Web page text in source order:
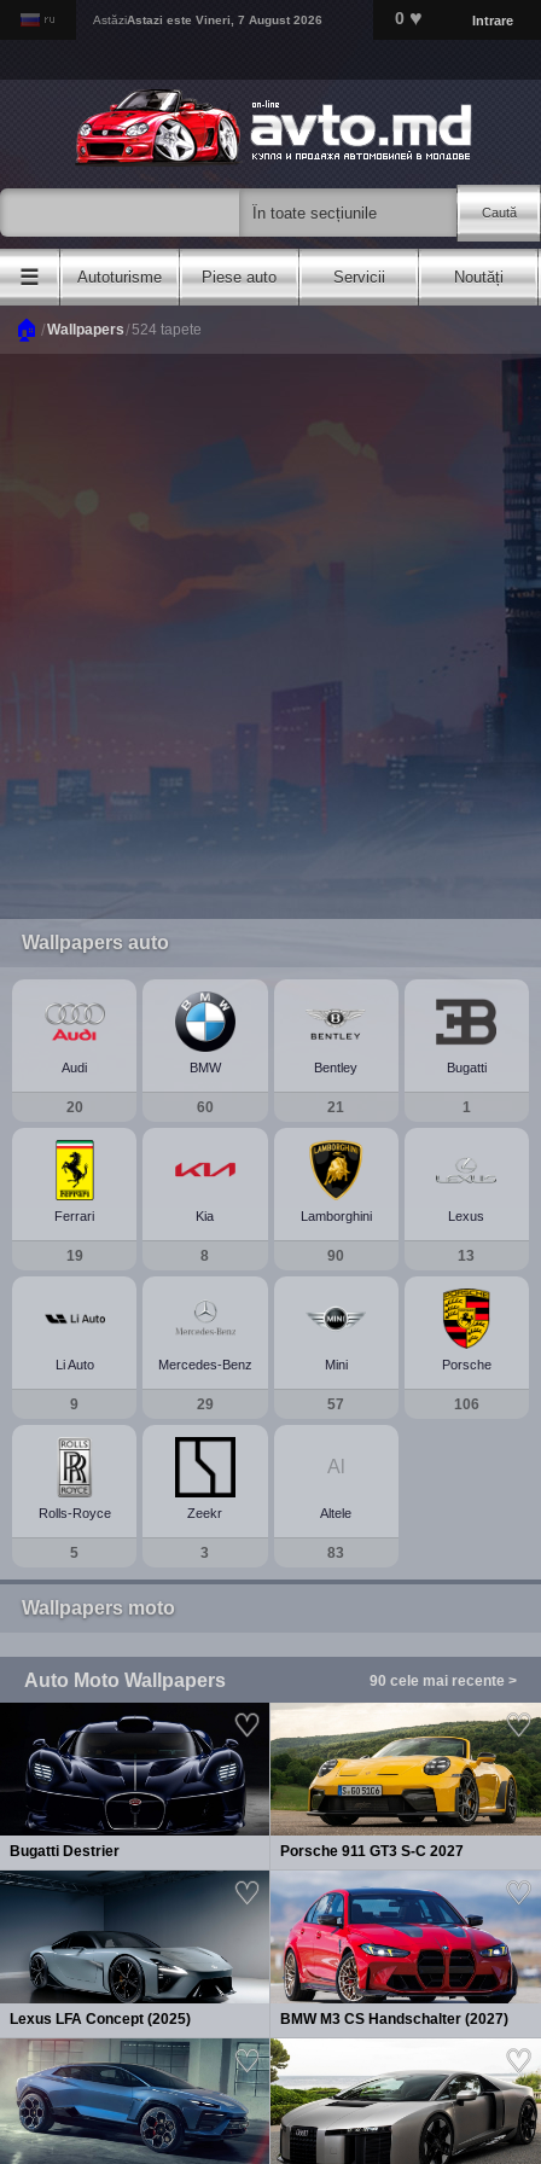
AstăziAstazi este Vineri, 7 August 2026 0 ♥ Intrare
Caută
☰ Autoturisme Piese auto Servicii Noutăți
🏠 /Wallpapers/524 tapete
Wallpapers auto
Audi
20
BMW
60
Bentley
21
Bugatti
1
Ferrari
19
Kia
8
Lamborghini
90
Lexus
13
Li Auto
9
Mercedes-Benz
29
Mini
57
Porsche
106
Rolls-Royce
5
Zeekr
3
Al
Altele
83
Wallpapers moto
Auto Moto Wallpapers 90 cele mai recente >
Bugatti Destrier Porsche 911 GT3 S-C 2027
Lexus LFA Concept (2025) BMW M3 CS Handschalter (2027)